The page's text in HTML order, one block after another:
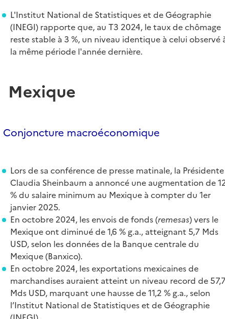
L'Institut National de Statistiques et de Géographie
(INEGI) rapporte que, au T3 2024, le taux de chômage
reste stable à 3 %, un niveau identique à celui observé
la même période l'année dernière.
Mexique
Conjoncture macroéconomique
Lors de sa conférence de presse matinale, la Présidente
Claudia Sheinbaum a annoncé une augmentation de
% du salaire minimum au Mexique à compter du 1er
janvier 2025.
En octobre 2024, les envois de fonds (remesas) vers le
Mexique ont diminué de 1,6 % g.a., atteignant 5,7 Mds
USD, selon les données de la Banque centrale du
Mexique (Banxico).
En octobre 2024, les exportations mexicaines de
marchandises auraient atteint un niveau record de
Mds USD, marquant une hausse de 11,2 % g.a., selon
l’Institut National de Statistiques et de Géographie